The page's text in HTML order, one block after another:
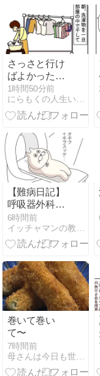
さっさと行け
ばよかったと
反省した事
1時間50分前
にらもくの人生いろいろ 幸せの記録
【難病日記】
呼吸器外科の
先生から言わ
れたのは…。
6時間前
巻いて巻い
て〜
7時間前
母さんは今日も世話をやく